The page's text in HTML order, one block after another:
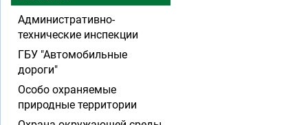
Административно-
технические инспекции
ГБУ "Автомобильные
дороги"
Особо охраняемые
природные территории